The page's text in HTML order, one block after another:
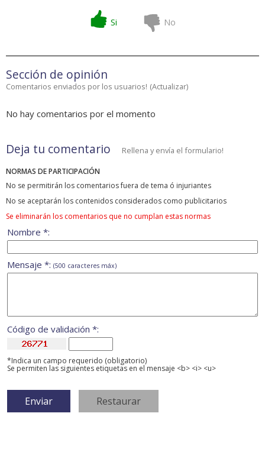
Si No
Sección de opinión
Comentarios enviados por los usuarios! (Actualizar)
No hay comentarios por el momento
Deja tu comentario Rellena y envía el formulario!
NORMAS DE PARTICIPACIÓN
No se permitirán los comentarios fuera de tema ó injuriantes
No se aceptarán los contenidos considerados como publicitarios
Se eliminarán los comentarios que no cumplan estas normas
Nombre *:
Mensaje *: (500 caracteres máx)
Código de validación *:
*Indica un campo requerido (obligatorio)
Se permiten las siguientes etiquetas en el mensaje <b> <i> <u>